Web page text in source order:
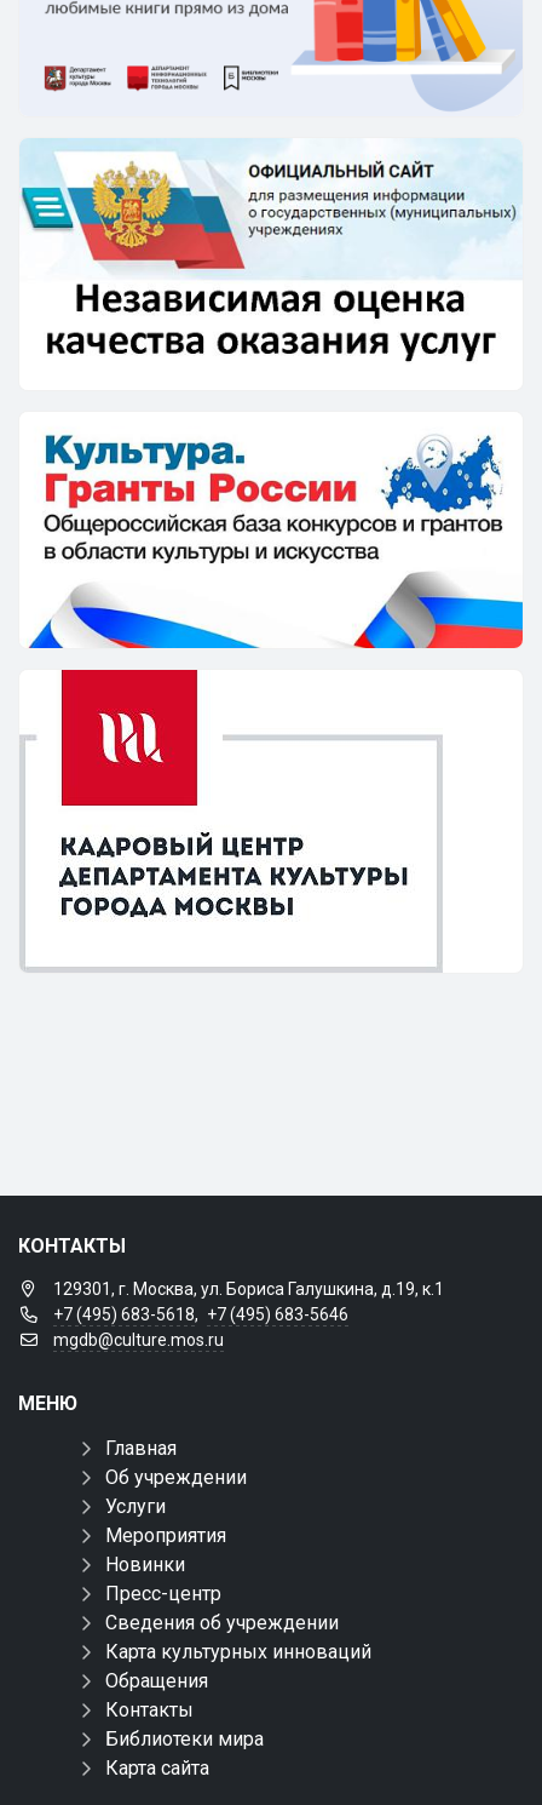
КОНТАКТЫ
129301, г. Москва, ул. Бориса Галушкина, д.19, к.1
+7 (495) 683-5618, +7 (495) 683-5646
mgdb@culture.mos.ru
МЕНЮ
Главная
Об учреждении
Услуги
Мероприятия
Новинки
Пресс-центр
Сведения об учреждении
Карта культурных инноваций
Обращения
Контакты
Библиотеки мира
Карта сайта